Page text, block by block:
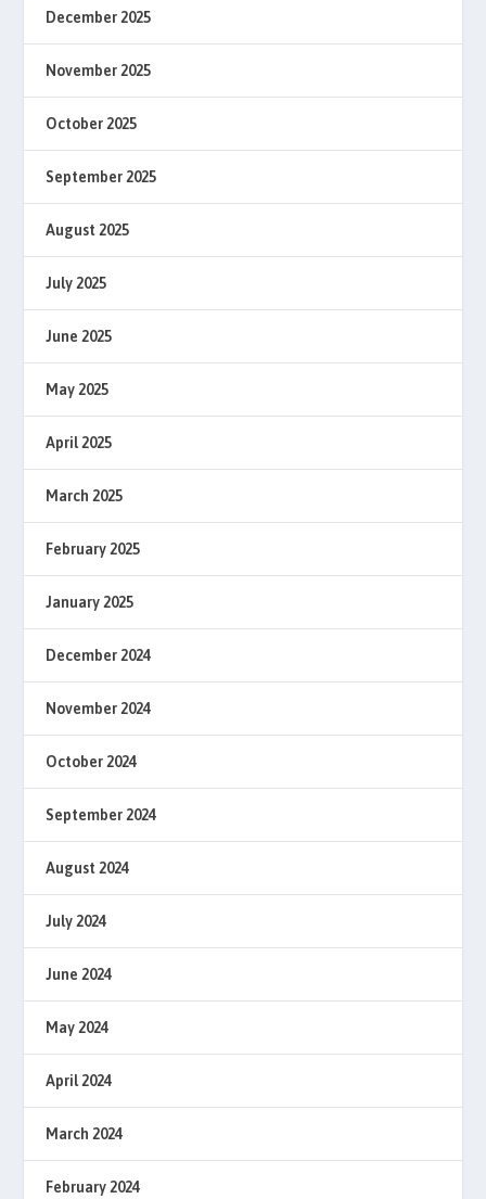
December 2025
November 2025
October 2025
September 2025
August 2025
July 2025
June 2025
May 2025
April 2025
March 2025
February 2025
January 2025
December 2024
November 2024
October 2024
September 2024
August 2024
July 2024
June 2024
May 2024
April 2024
March 2024
February 2024